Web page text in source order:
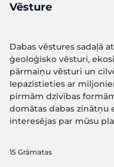
Vēsture
Dabas vēstures sadaļā
ģeoloģisko vēsturi,
pārmaiņu vēsturi un
Iepazīstieties ar
pirmām dzīvības
domātas dabas zinātņu
interesējas par mūsu
15 Grāmatas